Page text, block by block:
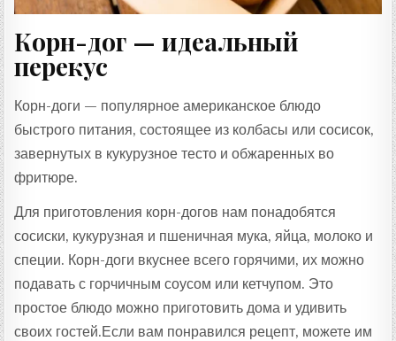
Корн-дог — идеальный
перекус
Корн-доги — популярное американское блюдо
быстрого питания, состоящее из колбасы или сосисок,
завернутых в кукурузное тесто и обжаренных во
фритюре.
Для приготовления корн-догов нам понадобятся
сосиски, кукурузная и пшеничная мука, яйца, молоко и
специи. Корн-доги вкуснее всего горячими, их можно
подавать с горчичным соусом или кетчупом. Это
простое блюдо можно приготовить дома и удивить
своих гостей.Если вам понравился рецепт, можете им